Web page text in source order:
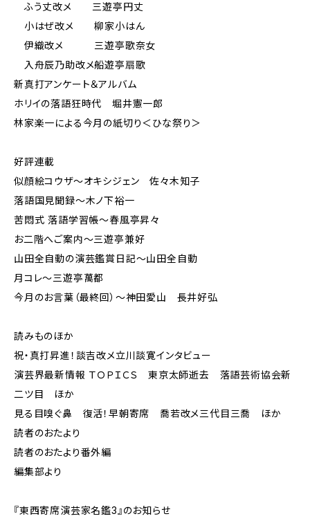
ふう丈改メ 三遊亭円丈
小はぜ改メ 柳家小はん
伊織改メ 三遊亭歌奈女
入舟辰乃助改メ船遊亭扇歌
新真打アンケート＆アルバム
ホリイの落語狂時代 堀井憲一郎
林家楽一による今月の紙切り＜ひな祭り＞
好評連載
似顔絵コウザ～オキシジェン 佐々木知子
落語国見聞録〜木ノ下裕一
苦悶式 落語学習帳〜春風亭昇々
お二階へご案内～三遊亭兼好
山田全自動の演芸鑑賞日記〜山田全自動
月コレ～三遊亭萬都
今月のお言葉（最終回）～神田愛山 長井好弘
読みものほか
祝・真打昇進！談吉改メ立川談寛インタビュー
演芸界最新情報 ＴＯＰＩＣＳ 東京太師逝去 落語芸術協会新
二ツ目 ほか
見る目嗅ぐ鼻 復活！早朝寄席 喬若改メ三代目三喬 ほか
読者のおたより
読者のおたより番外編
編集部より
『東西寄席演芸家名鑑3』のお知らせ